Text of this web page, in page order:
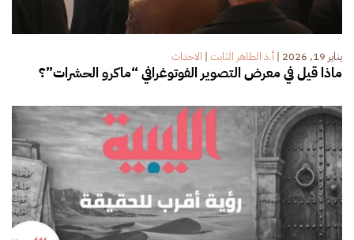
يناير 19, 2026 | أ.ذ الطاهر الثابت | الاحداث
ماذا قيل في معرض التصوير الفوتوغرافي “ماكرو الحشرات”؟